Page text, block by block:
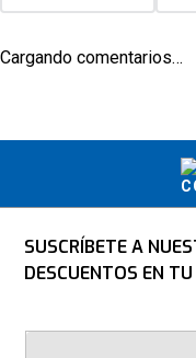
Cargando comentarios…
SUSCRÍBETE A
DESCUENTOS EN